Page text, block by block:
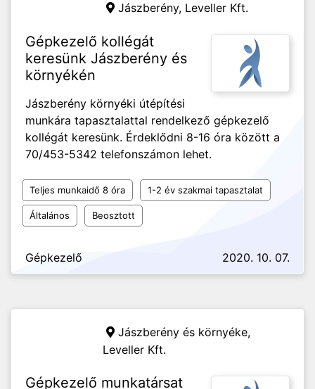
Jászberény, Leveller Kft.
Gépkezelő kollégát
keresünk Jászberény és
környékén
Jászberény környéki útépítési
munkára tapasztalattal rendelkező gépkezelő
kollégát keresünk. Érdeklődni 8-16 óra között a
70/453-5342 telefonszámon lehet.
Teljes munkaidő 8 óra 1-2 év szakmai tapasztalat
Általános Beosztott
Gépkezelő 2020. 10. 07.
Jászberény és környéke,
Leveller Kft.
Gépkezelő munkatársat